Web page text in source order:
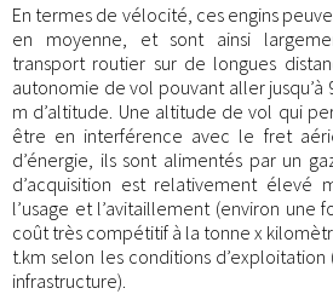
En termes de vélocité, ces engins
en moyenne, et sont ainsi
transport routier sur de longues
autonomie de vol pouvant aller jusqu’à
m d’altitude. Une altitude de vol qui
être en interférence avec le fret
d’énergie, ils sont alimentés par un
d’acquisition est relativement élevé
l’usage et l’avitaillement (environ une
coût très compétitif à la tonne x
t.km selon les conditions
infrastructure).